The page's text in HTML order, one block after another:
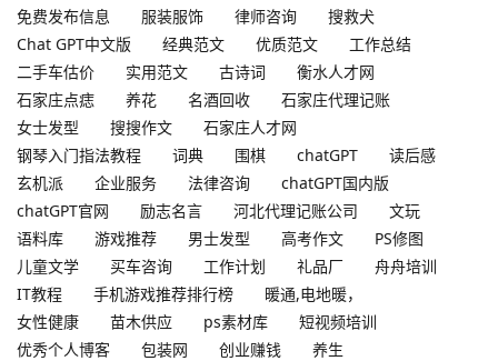
免费发布信息
服装服饰 律师咨询
搜救犬
Chat GPT中文版
经典范文 优质范文
工作总结
二手车估价
实用范文 古诗词
衡水人才网
石家庄点痣
养花 名酒回收
石家庄代理记账
女士发型
搜搜作文
石家庄人才网
钢琴入门指法教程
词典 围棋 chatGPT
读后感
玄机派
企业服务 法律咨询
chatGPT国内版
chatGPT官网
励志名言 河北代理记账公司
文玩
语料库
游戏推荐 男士发型 高考作文
PS修图
儿童文学
买车咨询 工作计划 礼品厂
舟舟培训
IT教程
手机游戏推荐排行榜
暖通,电地暖，
女性健康
苗木供应 ps素材库
短视频培训
优秀个人博客
包装网 创业赚钱
养生